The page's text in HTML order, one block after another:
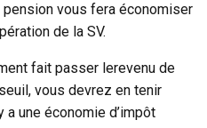
vous fera économiser
de la SV.
fait passer lerevenu de
vous devrez en tenir
a une économie d’impôt